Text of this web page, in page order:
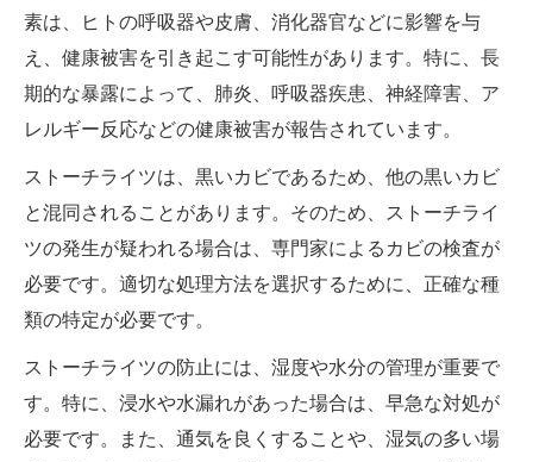
素は、ヒトの呼吸器や皮膚、消化器官などに影響を与
え、健康被害を引き起こす可能性があります。特に、長
期的な暴露によって、肺炎、呼吸器疾患、神経障害、ア
レルギー反応などの健康被害が報告されています。
ストーチライツは、黒いカビであるため、他の黒いカビ
と混同されることがあります。そのため、ストーチライ
ツの発生が疑われる場合は、専門家によるカビの検査が
必要です。適切な処理方法を選択するために、正確な種
類の特定が必要です。
ストーチライツの防止には、湿度や水分の管理が重要で
す。特に、浸水や水漏れがあった場合は、早急な対処が
必要です。また、通気を良くすることや、湿気の多い場